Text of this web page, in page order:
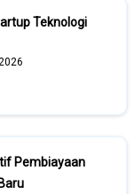
Teknologi
Pembiayaan